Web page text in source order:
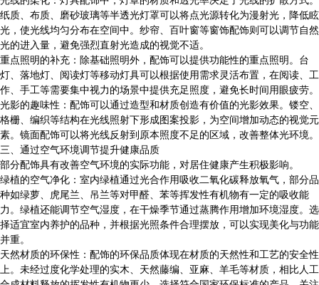
纸质、布质、磨砂玻璃等半透光灯罩可以将点光源转化为漫射光，降低眩
光，使光线均匀分布在空间中。纱帘、百叶窗等窗饰配饰则可以调节自然
光的进入量，避免强烈直射光造成的视觉不适。
重点照明的补充：除基础照明外，配饰可以提供功能性的重点照明。台
灯、落地灯、阅读灯等移动灯具可以根据使用需求灵活布置，在阅读、工
作、手工等需要集中视力的场景中提供充足照度，避免长时间用眼疲劳。
光影的趣味性：配饰可以通过造型和材质创造有价值的光影效果。镂空、
格栅、编织等结构在光线照射下形成图案投影，为空间增加动态的视觉元
素。镜面配饰可以将光线反射到原本照度不足的区域，改善整体光环境。
三、通过空气环境调节提升健康品质
部分配饰具有改善空气环境的实际功能，对居住健康产生积极影响。
绿植的空气净化：室内绿植通过光合作用吸收二氧化碳释放氧气，部分品
种如绿萝、虎尾兰、吊兰等对甲醛、苯等挥发性有机物有一定的吸收能
力。绿植还能调节空气湿度，在干燥季节通过蒸腾作用增加环境湿度。选
择适宜室内养护的品种，并根据光照条件合理摆放，可以实现美化与功能
并重。
天然材质的环保性：配饰的环保品质体现在材质的天然性和工艺的安全性
上。未经过度化学处理的实木、天然藤编、亚麻、羊毛等材质，相比人工